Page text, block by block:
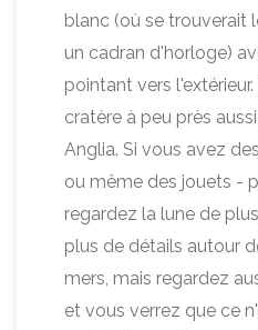
blanc (où se trouverait
un cadran d'horloge)
pointant vers
cratère à peu près
Anglia. Si vous avez
ou même des jouets -
regardez la lune de
plus de détails autour
mers, mais regardez
et vous verrez que ce